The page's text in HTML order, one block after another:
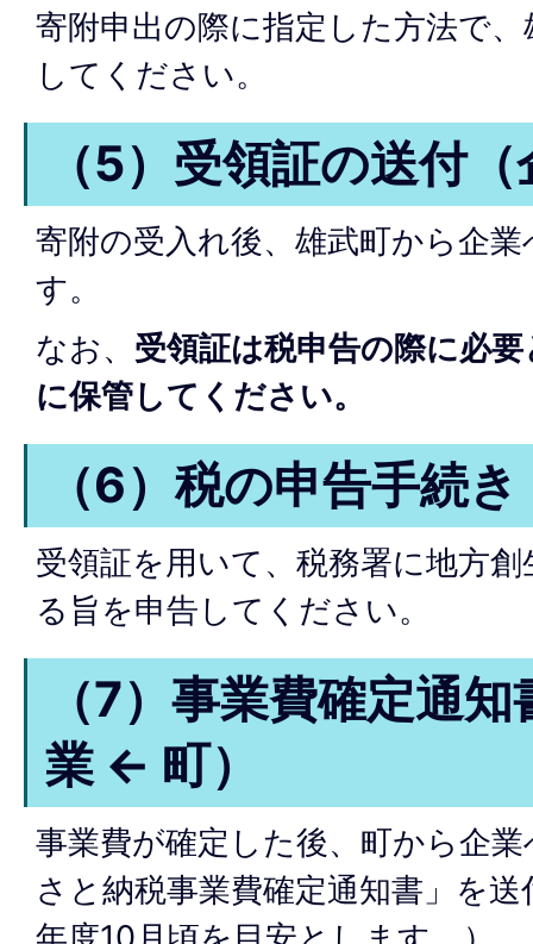
寄附申出の際に指定した方法で
してください。
（5）受領証の送付
寄附の受入れ後、雄武町から企
す。
なお、 受領証は税申告の際に必
に保管してください。
（6）税の申告手続
受領証を用いて、税務署に地方
る旨を申告してください。
（7）事業費確定通
業 ← 町）
事業費が確定した後、町から企
さと納税事業費確定通知書」を